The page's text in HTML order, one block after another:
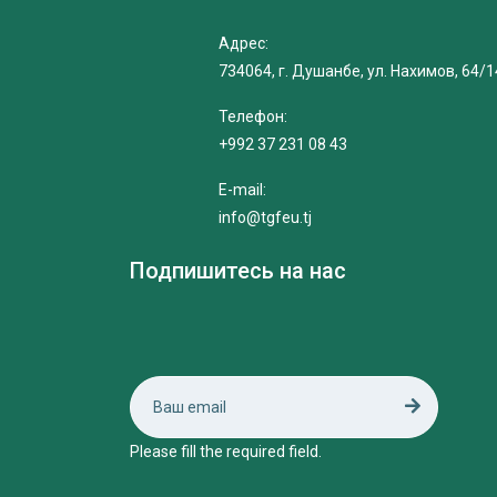
Адрес:
734064, г. Душанбе, ул. Нахимов, 64/
Телефон:
+992 37 231 08 43
E-mail:
info@tgfeu.tj
Подпишитесь на нас
Please fill the required field.